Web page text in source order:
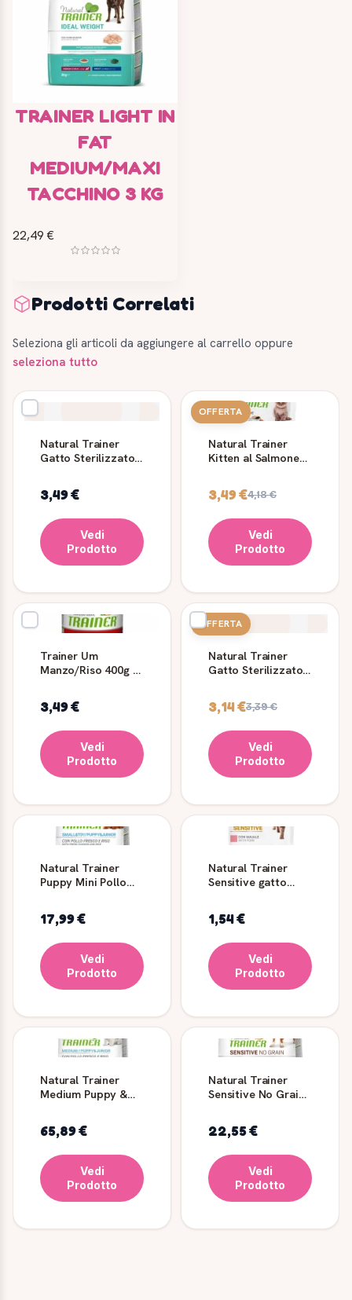
TRAINER LIGHT IN
FAT
MEDIUM/MAXI
TACCHINO 3 KG
22,49 €
Prodotti Correlati
Seleziona gli articoli da aggiungere al carrello oppure
seleziona tutto
Natural Trainer
Gatto Sterilizzato
3,49 €
Vedi
Prodotto
OFFERTA
Natural Trainer
Kitten al Salmone
3,49 €4,18 €
Vedi
Prodotto
Trainer Um
Manzo/Riso 400g -
3,49 €
Vedi
Prodotto
OFFERTA
Natural Trainer
Gatto Sterilizzato
3,14 €3,39 €
Vedi
Prodotto
Natural Trainer
Puppy Mini Pollo
17,99 €
Vedi
Prodotto
Natural Trainer
Sensitive gatto
1,54 €
Vedi
Prodotto
Natural Trainer
Medium Puppy &
65,89 €
Vedi
Prodotto
Natural Trainer
Sensitive No Grain
22,55 €
Vedi
Prodotto